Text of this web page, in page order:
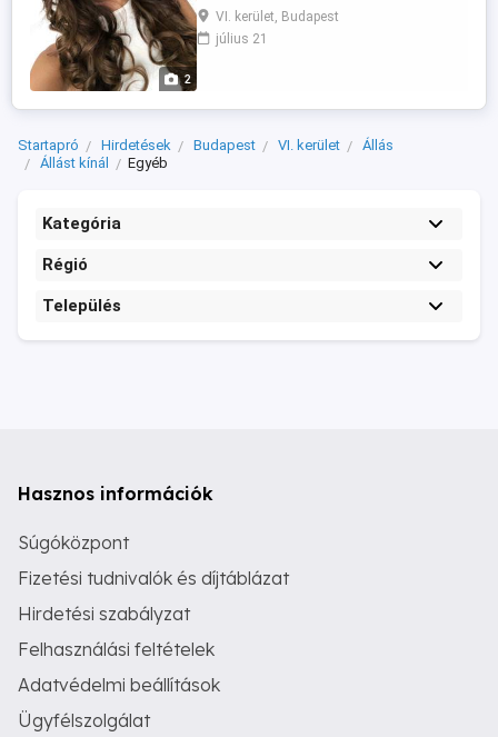
2
Vékony de formás lányokat keresünk. Itt
jelentkezz üzenetben pár fényképpel,
mobilszámmal. Hívni fogunk.
VI. kerület, Budapest
július 21
Startapró Hirdetések Budapest VI. kerület
Állás
Állást kínál
Egyéb
Kategória
Régió
Település
Hasznos információk
Súgóközpont
Fizetési tudnivalók és díjtáblázat
Hirdetési szabályzat
Felhasználási feltételek
Adatvédelmi beállítások
Ügyfélszolgálat